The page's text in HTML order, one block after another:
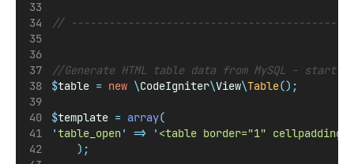
//
//Generate HTML table data from MySQL - start
$table = new \CodeIgniter\View\Table();
$template = array(
'table_open' => ' <table border="1"
);